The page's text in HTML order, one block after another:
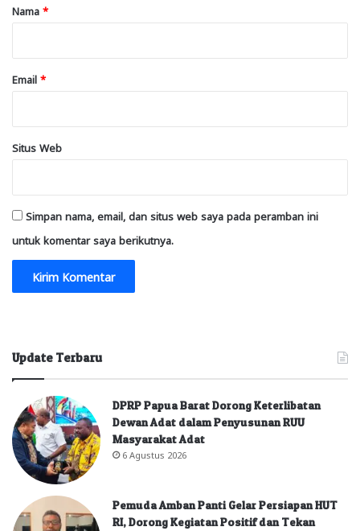
rNama *
Email *
Situs Web
Simpan nama, email, dan situs web saya pada peramban ini
untuk komentar saya berikutnya.
Update Terbaru
DPRP Papua Barat Dorong Keterlibatan
Dewan Adat dalam Penyusunan RUU
Masyarakat Adat
6 Agustus 2026
Pemuda Amban Panti Gelar Persiapan HUT
RI, Dorong Kegiatan Positif dan Tekan